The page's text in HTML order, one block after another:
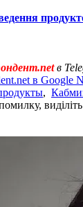
в
в Google
,